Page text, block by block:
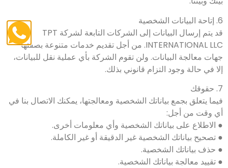
6. إتاحة البيانات الشخصية
قد يتم إرسال البيانات إلى الشركات التابعة لشركة TPT
INTERNATIONAL LLC. من أجل تقديم خدمات متنوعة بصفتها
جهات معالجة البيانات. ولن تقوم الشركة بأي عملية نقل للبيانات،
إلا في حالة وجود التزام قانوني بذلك.
7. حقوقك
فيما يتعلق بجمع بياناتك الشخصية ومعالجتها، يمكنك الاتصال بنا في
أي وقت من أجل:
● الاطلاع على بياناتك الشخصية وأي معلومات أخرى.
● تصحيح بياناتك الشخصية غير الدقيقة أو غير الكاملة.
● حذف بياناتك الشخصية.
● تقييد معالجة بياناتك الشخصية.